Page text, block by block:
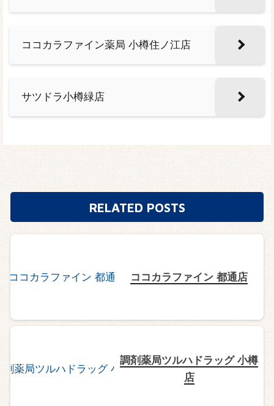
ココカラファイン薬局 小樽住ノ江店
サツドラ小樽緑店
RELATED POSTS
ココカラファイン 都通店
調剤薬局ツルハドラッグ 小樽
店